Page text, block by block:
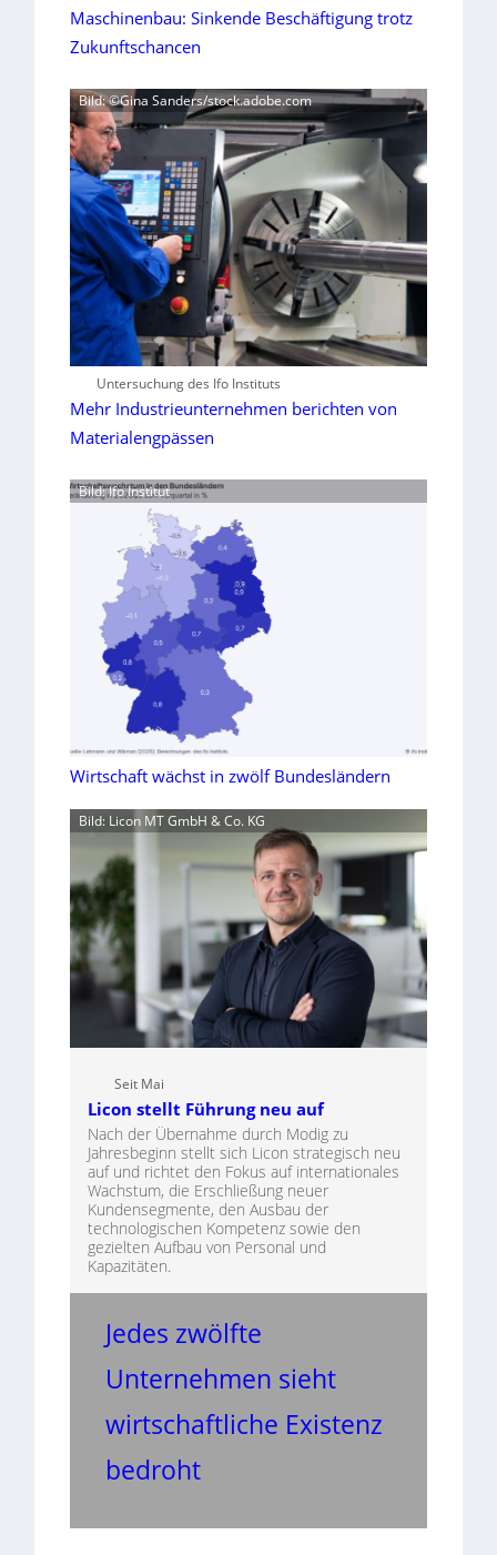
Maschinenbau: Sinkende Beschäftigung trotz
Zukunftschancen
Bild: ©Gina Sanders/stock.adobe.com
Untersuchung des Ifo Instituts
Mehr Industrieunternehmen berichten von
Materialengpässen
Bild: Ifo Institut
Wirtschaft wächst in zwölf Bundesländern
Bild: Licon MT GmbH & Co. KG
Seit Mai
Licon stellt Führung neu auf
Nach der Übernahme durch Modig zu
Jahresbeginn stellt sich Licon strategisch neu
auf und richtet den Fokus auf internationales
Wachstum, die Erschließung neuer
Kundensegmente, den Ausbau der
technologischen Kompetenz sowie den
gezielten Aufbau von Personal und
Kapazitäten.
Jedes zwölfte
Unternehmen sieht
wirtschaftliche Existenz
bedroht